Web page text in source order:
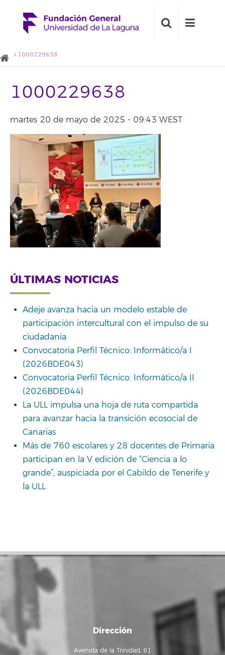
1000229638
1000229638
martes 20 de mayo de 2025 - 09:43 WEST
ÚLTIMAS NOTICIAS
Adeje avanza hacia un modelo estable de
participación intercultural con el impulso de su
ciudadanía
Convocatoria Perfil Técnico: Informático/a I
(2026BDE043)
Convocatoria Perfil Técnico: Informático/a II
(2026BDE044)
La ULL impulsa una hoja de ruta compartida
para avanzar hacia la transición ecosocial de
Canarias
Más de 760 escolares y 28 docentes de Primaria
participan en la V edición de “Ciencia a lo
grande”, auspiciada por el Cabildo de Tenerife y
la ULL
Dirección
Avenida de la Trinidad, 61